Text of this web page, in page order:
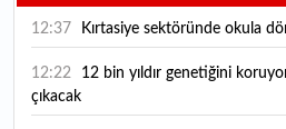
12:37 Kırtasiye sektöründe okula
12:22
çıkacak